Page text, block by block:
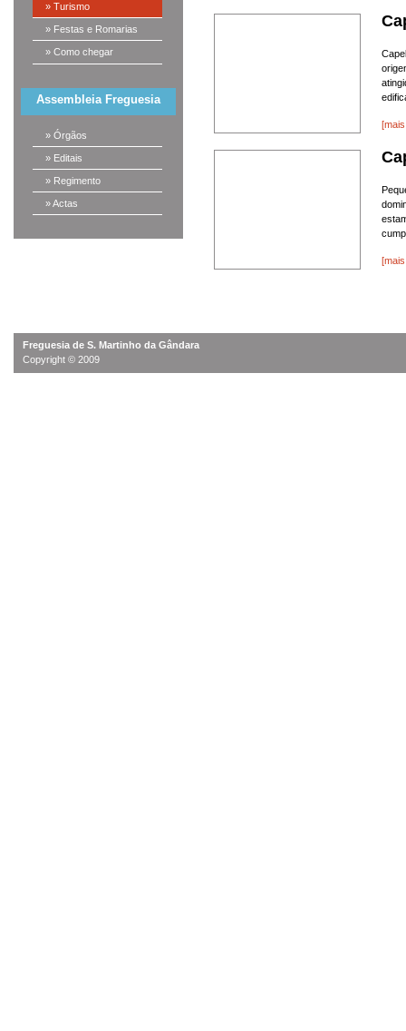
» Turismo
» Festas e Romarias
» Como chegar
Assembleia Freguesia
» Órgãos
» Editais
» Regimento
» Actas
Freguesia de S. Martinho da Gândara
Copyright © 2009